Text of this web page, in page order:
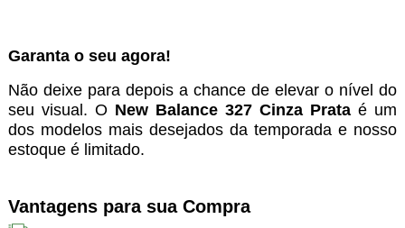
Garanta o seu agora!
Não deixe para depois a chance de elevar o nível do
seu visual. O New Balance 327 Cinza Prata é um
dos modelos mais desejados da temporada e nosso
estoque é limitado.
Vantagens para sua Compra